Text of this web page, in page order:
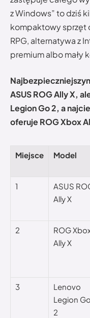
z Windows” to dziś
kompaktowy sprzęt
RPG, alternatywa z
premium albo mały
ASUS ROG Ally X,
Legion Go 2, a
oferuje ROG Xbox
Miejsce Model
1
ASUS
Ally X
2
ROG
Ally X
3
Lenovo
Legion Go
2